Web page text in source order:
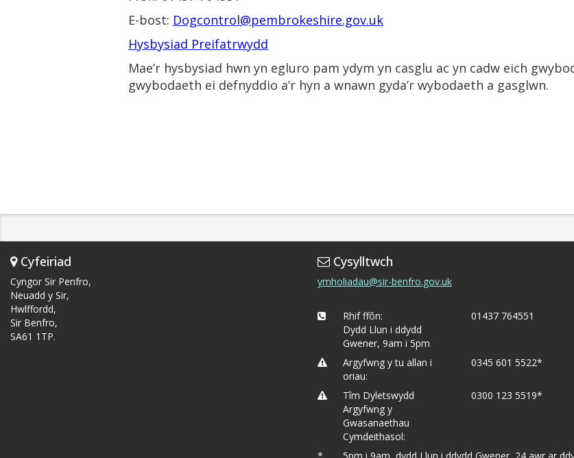
E-bost: Dogcontrol@pembrokeshire.gov.uk
Hysbysiad Preifatrwydd
Mae’r hysbysiad hwn yn egluro pam ydym yn casglu ac yn cadw eich
gwybodaeth ei defnyddio a’r hyn a wnawn gyda’r wybodaeth a gasglwn.
Cyfeiriad
Cyngor Sir Penfro,
Neuadd y Sir,
Hwlffordd,
Sir Benfro,
SA61 1TP.
Cysylltwch
ymholiadau@sir-benfro.gov.uk
Rhif ffôn:
Dydd Llun i ddydd
Gwener, 9am i 5pm
01437 764551
Argyfwng y tu allan i
oriau:
0345 601 5522*
Tîm Dyletswydd
Argyfwng y
Gwasanaethau
Cymdeithasol:
0300 123 5519*